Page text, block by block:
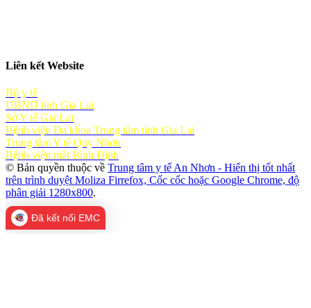
Liên kết Website
Bộ y tế
UBND tỉnh Gia Lai
Sở Y tế Gia Lai
Bệnh viện Đa khoa Trung tâm tỉnh Gia Lai
Trung tâm Y tế Quy Nhơn
Bệnh viện mắt Bình Định
© Bản quyền thuộc về Trung tâm y tế An Nhơn - Hiển thị tốt nhất
trên trình duyệt Moliza Firrefox, Cốc cốc hoặc Google Chrome, độ
phân giải 1280x800.
Đã kết nối EMC